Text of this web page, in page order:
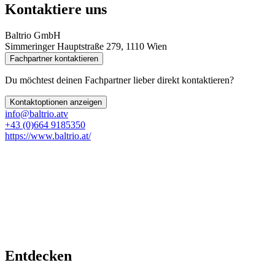
Kontaktiere uns
Baltrio GmbH
Simmeringer Hauptstraße 279, 1110 Wien
Fachpartner kontaktieren
Du möchtest deinen Fachpartner lieber direkt kontaktieren?
Kontaktoptionen anzeigen
info@baltrio.atv
+43 (0)664 9185350
https://www.baltrio.at/
Entdecken